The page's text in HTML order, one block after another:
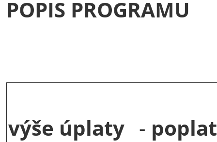
POPIS PROGRAMU
výše úplaty -